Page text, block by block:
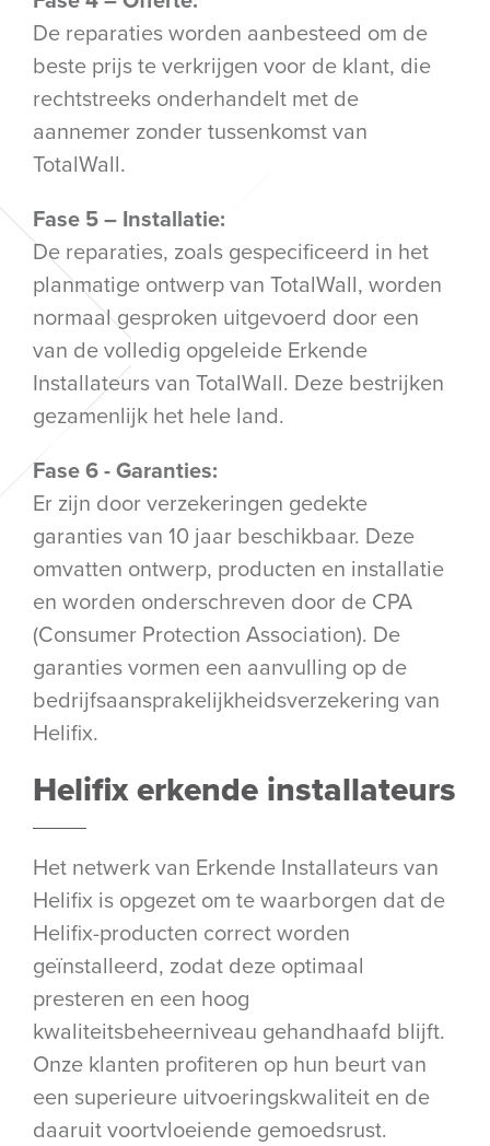
De reparaties worden aanbesteed om de
beste prijs te verkrijgen voor de klant, die
rechtstreeks onderhandelt met de
aannemer zonder tussenkomst van
TotalWall.
Fase 5 – Installatie:
De reparaties, zoals gespecificeerd in het
planmatige ontwerp van TotalWall, worden
normaal gesproken uitgevoerd door een
van de volledig opgeleide Erkende
Installateurs van TotalWall. Deze bestrijken
gezamenlijk het hele land.
Fase 6 - Garanties:
Er zijn door verzekeringen gedekte
garanties van 10 jaar beschikbaar. Deze
omvatten ontwerp, producten en installatie
en worden onderschreven door de CPA
(Consumer Protection Association). De
garanties vormen een aanvulling op de
bedrijfsaansprakelijkheidsverzekering van
Helifix.
Helifix erkende installateurs
Het netwerk van Erkende Installateurs van
Helifix is opgezet om te waarborgen dat de
Helifix-producten correct worden
geïnstalleerd, zodat deze optimaal
presteren en een hoog
kwaliteitsbeheerniveau gehandhaafd blijft.
Onze klanten profiteren op hun beurt van
een superieure uitvoeringskwaliteit en de
daaruit voortvloeiende gemoedsrust.